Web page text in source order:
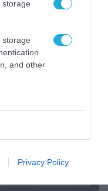
storage
storage
and other
Privacy Policy
του OPEN